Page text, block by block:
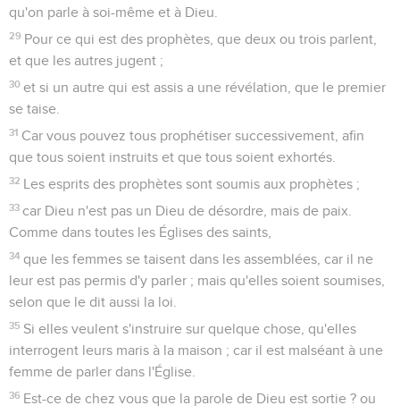
qu'on parle à soi-même et à Dieu.
29 Pour ce qui est des prophètes, que deux ou trois parlent,
et que les autres jugent ;
30 et si un autre qui est assis a une révélation, que le premier
se taise.
31 Car vous pouvez tous prophétiser successivement, afin
que tous soient instruits et que tous soient exhortés.
32 Les esprits des prophètes sont soumis aux prophètes ;
33 car Dieu n'est pas un Dieu de désordre, mais de paix.
Comme dans toutes les Églises des saints,
34 que les femmes se taisent dans les assemblées, car il ne
leur est pas permis d'y parler ; mais qu'elles soient soumises,
selon que le dit aussi la loi.
35 Si elles veulent s'instruire sur quelque chose, qu'elles
interrogent leurs maris à la maison ; car il est malséant à une
femme de parler dans l'Église.
36 Est-ce de chez vous que la parole de Dieu est sortie ? ou